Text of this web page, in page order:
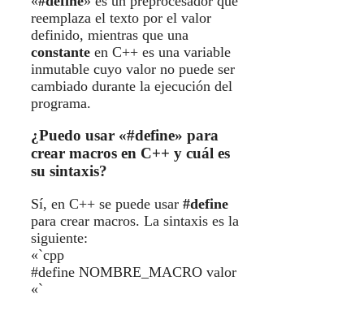
reemplaza el texto por el valor
definido, mientras que una
constante en C++ es una variable
inmutable cuyo valor no puede ser
cambiado durante la ejecución del
programa.
¿Puedo usar «#define» para
crear macros en C++ y cuál es
su sintaxis?
Sí, en C++ se puede usar #define
para crear macros. La sintaxis es la
siguiente:
«`cpp
#define NOMBRE_MACRO valor
«`